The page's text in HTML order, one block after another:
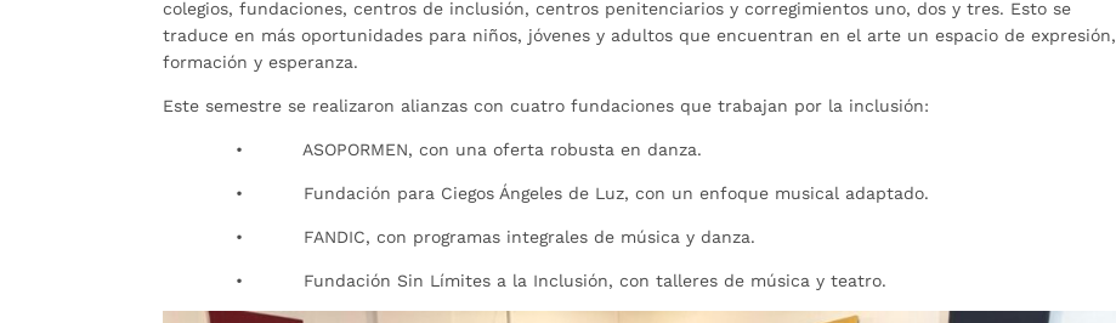
colegios, fundaciones, centros de inclusión, centros penitenciarios y corregimientos uno, dos y tres. Esto se
traduce en más oportunidades para niños, jóvenes y adultos que encuentran en el arte un espacio de expresión,
formación y esperanza.
Este semestre se realizaron alianzas con cuatro fundaciones que trabajan por la inclusión:
• ASOPORMEN, con una oferta robusta en danza.
• Fundación para Ciegos Ángeles de Luz, con un enfoque musical adaptado.
• FANDIC, con programas integrales de música y danza.
• Fundación Sin Límites a la Inclusión, con talleres de música y teatro.